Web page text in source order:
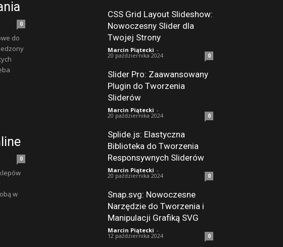
0
do
0
w
CSS Grid Layout Slideshow:
Nowoczesny Slider dla
Twojej Strony
Marcin Piątecki -
20 października 2024 0
Slider Pro: Zaawansowany
Plugin do Tworzenia
Sliderów
Marcin Piątecki -
20 października 2024 0
Splide.js: Elastyczna
Biblioteka do Tworzenia
Responsywnych Sliderów
Marcin Piątecki -
20 października 2024 0
Snap.svg: Nowoczesne
Narzędzie do Tworzenia i
Manipulacji Grafiką SVG
Marcin Piątecki -
12 października 2024 0